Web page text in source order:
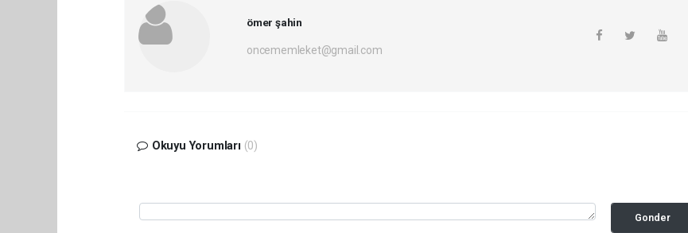
ömer şahin
oncememleket@gmail.com
Okuyu Yorumları (0)
Gonder